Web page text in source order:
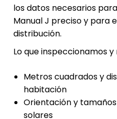
los datos necesarios
Manual J preciso y para
distribución.
Lo que inspeccionamos y
Metros cuadrados y
habitación
Orientación y
solares